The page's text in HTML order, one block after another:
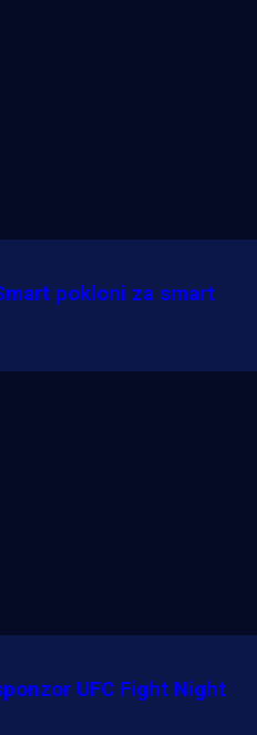
pokloni za smart
UFC Fight Night